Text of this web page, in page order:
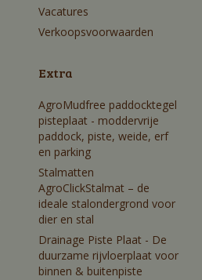
Vacatures
Verkoopsvoorwaarden
Extra
AgroMudfree paddocktegel
pisteplaat - moddervrije
paddock, piste, weide, erf
en parking
Stalmatten
AgroClickStalmat – de
ideale stalondergrond voor
dier en stal
Drainage Piste Plaat - De
duurzame rijvloerplaat voor
binnen & buitenpiste